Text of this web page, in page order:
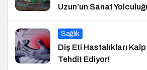
Uzun’un Sanat
Sağlık
Diş Eti Hastalıkları Kalp
Tehdit Ediyor!